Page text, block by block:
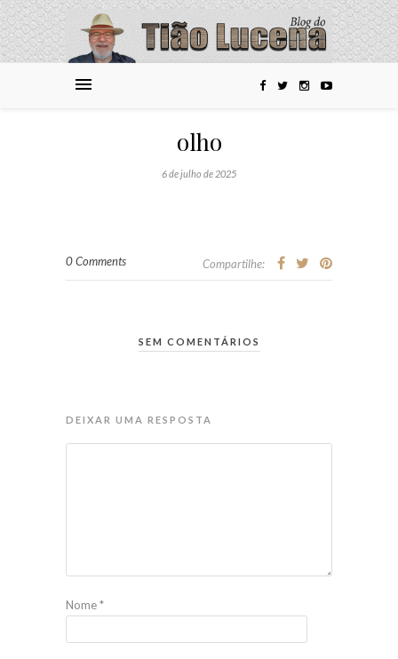
olho
6 de julho de 2025
0 Comments Compartilhe:
SEM COMENTÁRIOS
DEIXAR UMA RESPOSTA
Nome*